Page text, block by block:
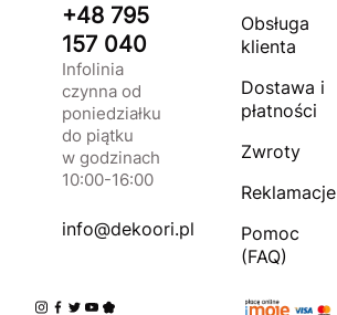
+48 795
157 040
Infolinia
czynna od
poniedziałku
do piątku
w godzinach
10:00-16:00
info@dekoori.pl
Obsługa
klienta
Dostawa i
płatności
Zwroty
Reklamacje
Pomoc
(FAQ)